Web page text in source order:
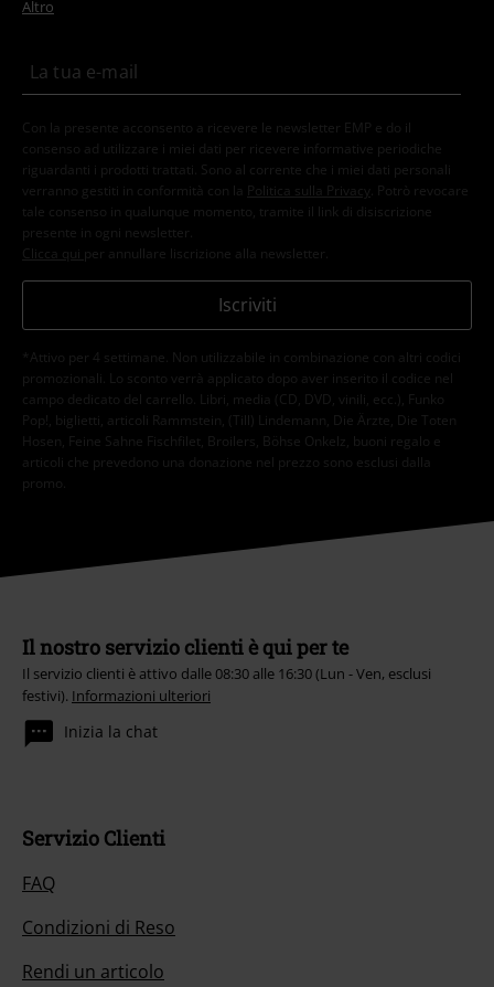
Altro
Con la presente acconsento a ricevere le newsletter EMP e do il
consenso ad utilizzare i miei dati per ricevere informative periodiche
riguardanti i prodotti trattati. Sono al corrente che i miei dati personali
verranno gestiti in conformità con la
Politica sulla Privacy
. Potrò revocare
tale consenso in qualunque momento, tramite il link di disiscrizione
presente in ogni newsletter.
Clicca qui per annullare liscrizione alla newsletter.
Iscriviti
*Attivo per 4 settimane. Non utilizzabile in combinazione con altri codici
promozionali. Lo sconto verrà applicato dopo aver inserito il codice nel
campo dedicato del carrello. Libri, media (CD, DVD, vinili, ecc.), Funko
Pop!, biglietti, articoli Rammstein, (Till) Lindemann, Die Ärzte, Die Toten
Hosen, Feine Sahne Fischfilet, Broilers, Böhse Onkelz, buoni regalo e
articoli che prevedono una donazione nel prezzo sono esclusi dalla
promo.
Il nostro servizio clienti è qui per te
Il servizio clienti è attivo dalle 08:30 alle 16:30 (Lun - Ven, esclusi
festivi). Informazioni ulteriori
Inizia la chat
Servizio Clienti
FAQ
Condizioni di Reso
Rendi un articolo